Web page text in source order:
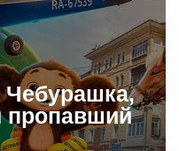
пропавший